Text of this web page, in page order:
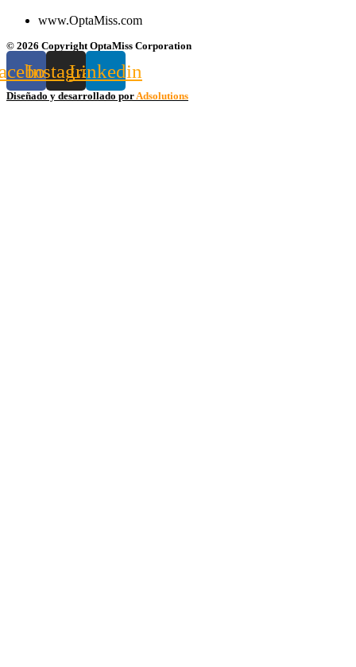
www.OptaMiss.com
© 2026 Copyright OptaMiss Corporation
InstagramLinkedin
Diseñado y desarrollado porAdsolutions